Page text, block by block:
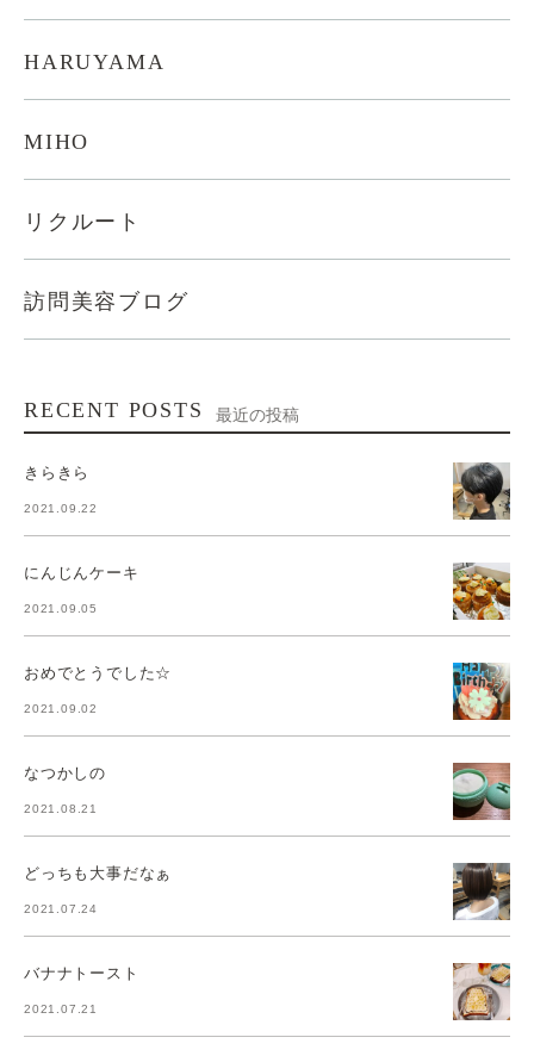
HARUYAMA
MIHO
リクルート
訪問美容ブログ
RECENT POSTS 最近の投稿
きらきら
2021.09.22
にんじんケーキ
2021.09.05
おめでとうでした☆
2021.09.02
なつかしの
2021.08.21
どっちも大事だなぁ
2021.07.24
バナナトースト
2021.07.21